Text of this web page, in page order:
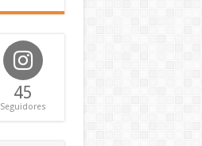
45
Seguidores